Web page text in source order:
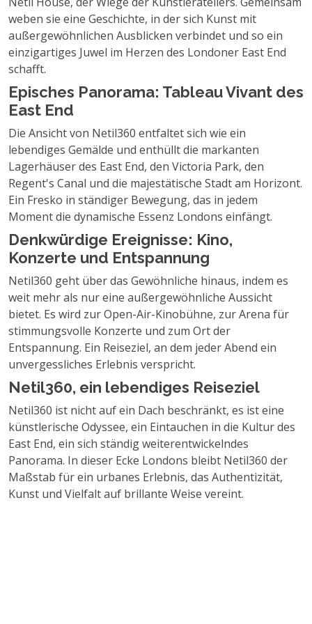
weben sie eine Geschichte, in der sich Kunst mit
außergewöhnlichen Ausblicken verbindet und so ein
einzigartiges Juwel im Herzen des Londoner East End
schafft.
Episches Panorama: Tableau Vivant des
East End
Die Ansicht von Netil360 entfaltet sich wie ein
lebendiges Gemälde und enthüllt die markanten
Lagerhäuser des East End, den Victoria Park, den
Regent's Canal und die majestätische Stadt am Horizont.
Ein Fresko in ständiger Bewegung, das in jedem
Moment die dynamische Essenz Londons einfängt.
Denkwürdige Ereignisse: Kino,
Konzerte und Entspannung
Netil360 geht über das Gewöhnliche hinaus, indem es
weit mehr als nur eine außergewöhnliche Aussicht
bietet. Es wird zur Open-Air-Kinobühne, zur Arena für
stimmungsvolle Konzerte und zum Ort der
Entspannung. Ein Reiseziel, an dem jeder Abend ein
unvergessliches Erlebnis verspricht.
Netil360, ein lebendiges Reiseziel
Netil360 ist nicht auf ein Dach beschränkt, es ist eine
künstlerische Odyssee, ein Eintauchen in die Kultur des
East End, ein sich ständig weiterentwickelndes
Panorama. In dieser Ecke Londons bleibt Netil360 der
Maßstab für ein urbanes Erlebnis, das Authentizität,
Kunst und Vielfalt auf brillante Weise vereint.